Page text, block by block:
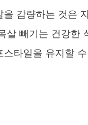
을 감량하는 것은
살 빼기는 건강한
스타일을 유지할